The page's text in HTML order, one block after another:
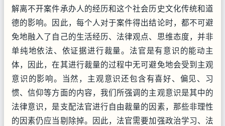
解离不开案件承办人的经历和这个社会历史文化传统和道
德的影响。因此，每个人对于案件得出结论时，都不可避
免地融入了自己的生活经历、法律观点、思维态度，并非
单纯地依法、依证据进行裁量。法官是有意识的能动主
体，因此，在其进行裁量的过程中无可避免地会受到主观
意识的影响。当然，主观意识还包含有喜好、偏见、习
惯、信仰等方面的内容，我们所强调的主观意识是其中的
法律意识，是支配法官进行自由裁量的因素，那些非理性
的因素仍应当剔除掉。因此，法官需要加强政治学习、法